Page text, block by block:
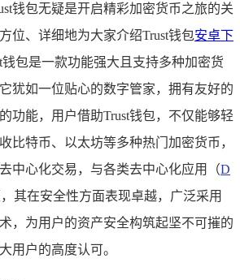
钱包无疑是开启精彩加密货币之旅的关
位、详细地为大家介绍Trust钱包安卓下
钱包是一款功能强大且支持多种加密货
犹如一位贴心的数字管家，拥有友好的
功能，用户借助Trust钱包，不仅能够轻
比特币、以太坊等多种热门加密货币，
中心化交易，与各类去中心化应用（D
其在安全性方面表现卓越，广泛采用
，为用户的资产安全构筑起坚不可摧的
用户的高度认可。